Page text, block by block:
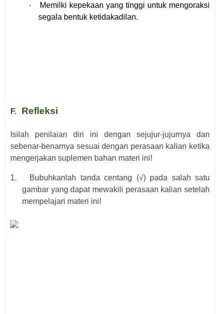
·
Memilki kepekaan yang tinggi untuk mengoraksi
segala bentuk ketidakadilan.
F. Refleksi
Isilah penilaian diri ini dengan sejujur-jujurnya dan
sebenar-benarnya sesuai dengan perasaan kalian ketika
mengerjakan suplemen bahan materi ini!
1.
Bubuhkanlah tanda centang (√) pada salah satu
gambar yang dapat mewakili perasaan kalian setelah
mempelajari materi ini!